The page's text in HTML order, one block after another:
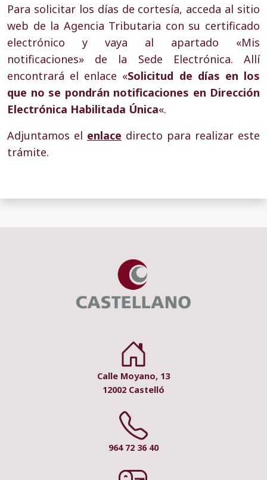
Para solicitar los días de cortesía, acceda al sitio
web de la Agencia Tributaria con su certificado
electrónico y vaya al apartado «Mis
notificaciones» de la Sede Electrónica. Allí
encontrará el enlace «Solicitud de días en los
que no se pondrán notificaciones en Dirección
Electrónica Habilitada Única«.
Adjuntamos el enlace directo para realizar este
trámite.
Calle Moyano, 13
12002 Castelló
964 72 36 40